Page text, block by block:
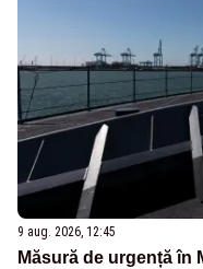
9 aug. 2026, 12:45
Măsură de urgență în